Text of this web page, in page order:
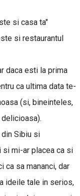
si casa ta"
si restaurantul
daca esti la prima
ca ultima data te-
(si, bineinteles,
Sibiu si
si mi-ar placea ca si
ca sa mananci, dar
ideile tale in serios,